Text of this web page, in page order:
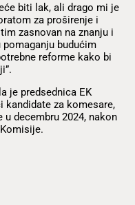
biti lak, ali drago mi je
za proširenje i
zasnovan na znanju i
budućim
reforme kako bi
je predsednica EK
kandidate za komesare,
decembru 2024, nakon